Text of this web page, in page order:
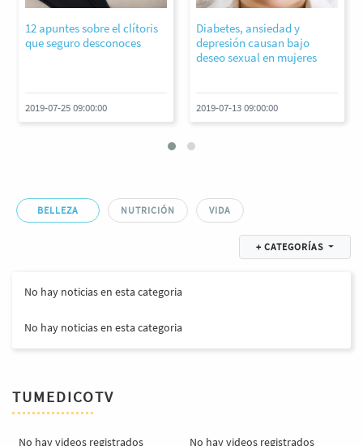
12 apuntes sobre el clítoris
que seguro desconoces
2019-07-25 09:00:00
Diabetes, ansiedad y
depresión causan bajo
deseo sexual en mujeres
2019-07-13 09:00:00
BELLEZA NUTRICIÓN VIDA
+ CATEGORÍAS
No hay noticias en esta categoria
No hay noticias en esta categoria
TUMEDICOTV
No hay videos registrados No hay videos registrados